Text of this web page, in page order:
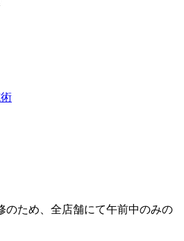
のため、全店舗にて午前中のみの